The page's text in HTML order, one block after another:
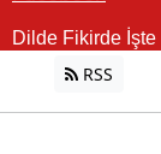
Dilde Fikirde
RSS